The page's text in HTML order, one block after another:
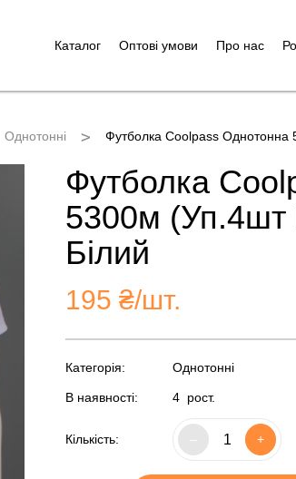
Каталог Оптові умови Про нас
Однотонні Футболка Coolpass Однотонна
Футболка
5300м (Уп.4шт
Білий
195 ₴/шт.
Категорія: Однотонні
В наявності: 4 рост.
Кількість: +